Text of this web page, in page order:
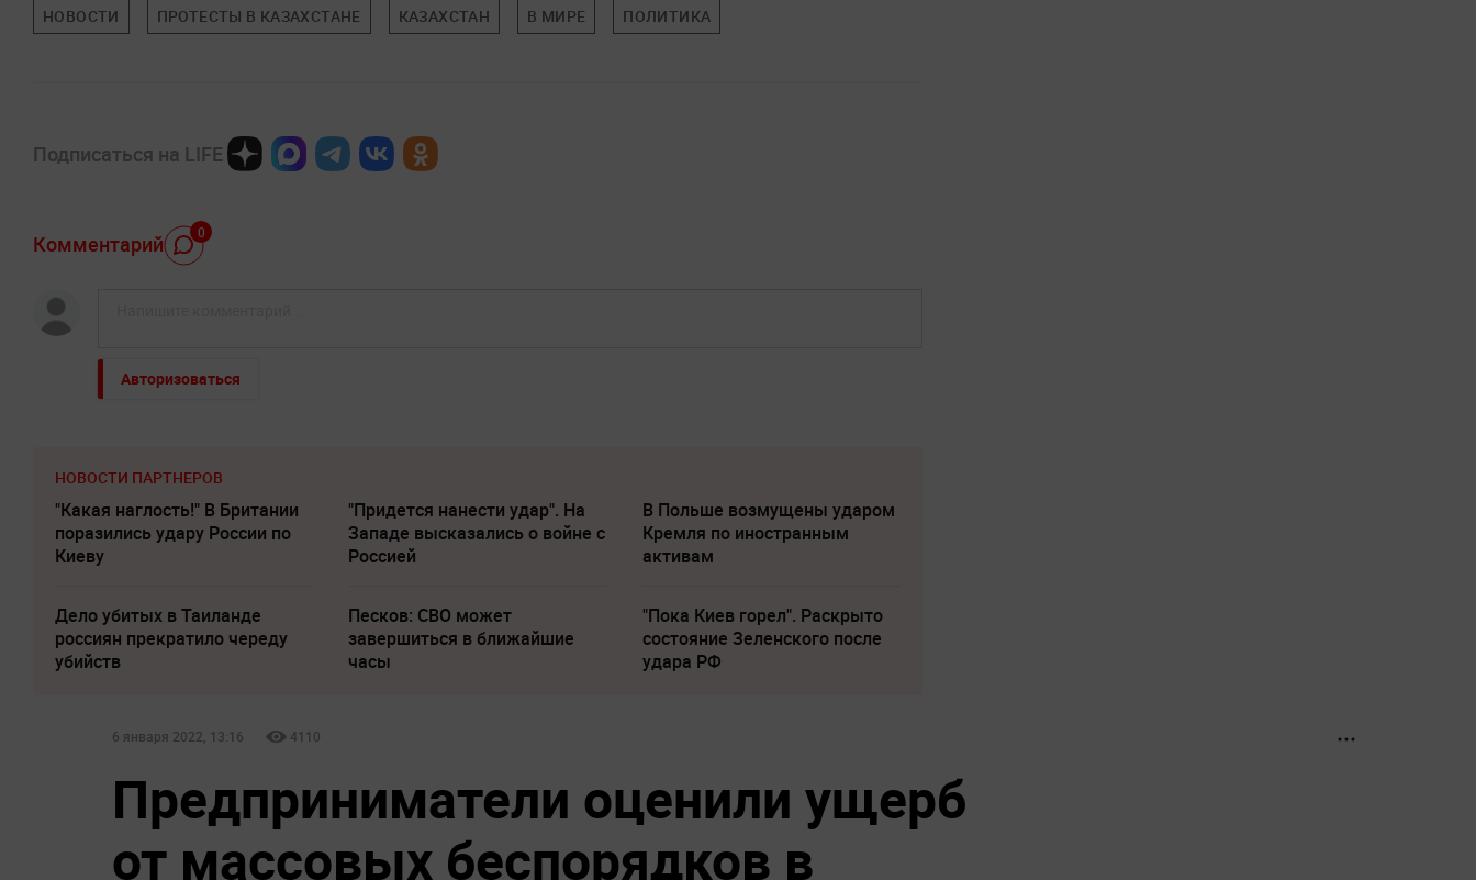
НОВОСТИ ПРОТЕСТЫ В КАЗАХСТАНЕ КАЗАХСТАН В МИРЕ ПОЛИТИКА
Подписаться на LIFE
Комментарий 0
Авторизоваться
НОВОСТИ ПАРТНЕРОВ
"Какая наглость!" В Британии
поразились удару России по
Киеву
"Придется нанести удар". На
Западе высказались о войне с
Россией
В Польше возмущены ударом
Кремля по иностранным
активам
Дело убитых в Таиланде
россиян прекратило череду
убийств
Песков: СВО может
завершиться в ближайшие
часы
"Пока Киев горел". Раскрыто
состояние Зеленского после
удара РФ
6 января 2022, 13:16 4110
Предприниматели оценили ущерб
от массовых беспорядков в